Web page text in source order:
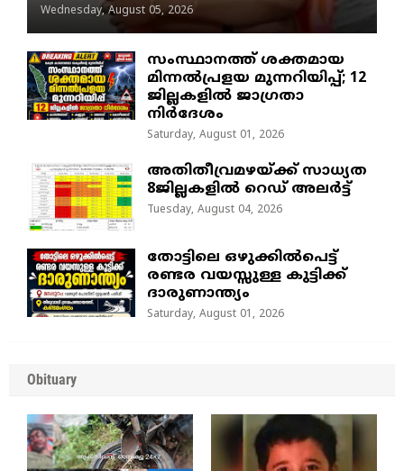
Wednesday, August 05, 2026
സംസ്ഥാനത്ത് ശക്തമായ
മിന്നൽപ്രളയ മുന്നറിയിപ്പ്; 12
ജില്ലകളിൽ ജാഗ്രതാ
നിർദേശം
Saturday, August 01, 2026
അതിതീവ്രമഴയ്ക്ക് സാധ്യത
8ജില്ലകളിൽ റെഡ് അലർട്ട്
Tuesday, August 04, 2026
തോട്ടിലെ ഒഴുക്കിൽപെട്ട്
രണ്ടര വയസ്സുള്ള കുട്ടിക്ക്
ദാരുണാന്ത്യം
Saturday, August 01, 2026
Obituary